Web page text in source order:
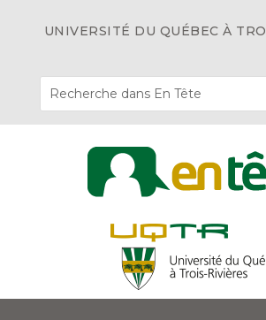
UNIVERSITÉ DU QUÉBEC À